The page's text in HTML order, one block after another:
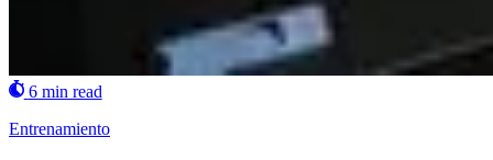
6 min read
Entrenamiento